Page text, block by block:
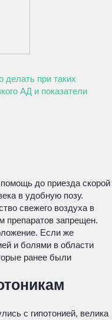
делать при таких
АД и показатели
до приезда скорой
в удобную позу.
свежего воздуха в
препаратов запрещен.
Если же
и болями в области
ранее были
с гипотонией, велика